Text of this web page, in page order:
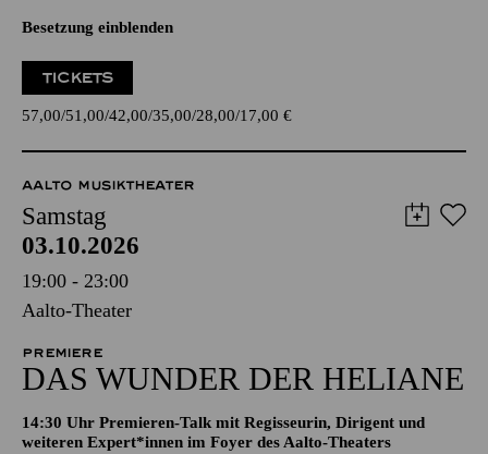
Besetzung einblenden
TICKETS
57,00 51,00 42,00 35,00 28,00 17,00 €
AALTO MUSIKTHEATER
Samstag
03.10.2026
19:00 - 23:00
Aalto-Theater
PREMIERE
DAS WUNDER DER HELIANE
14:30 Uhr Premieren-Talk mit Regisseurin, Dirigent und
weiteren Expert*innen im Foyer des Aalto-Theaters